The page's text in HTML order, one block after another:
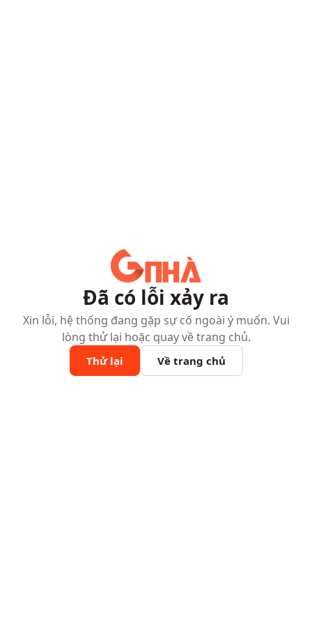
Đã có lỗi xảy ra
Xin lỗi, hệ thống đang gặp sự cố ngoài ý muốn. Vui
lòng thử lại hoặc quay về trang chủ.
Thử lại Về trang chủ